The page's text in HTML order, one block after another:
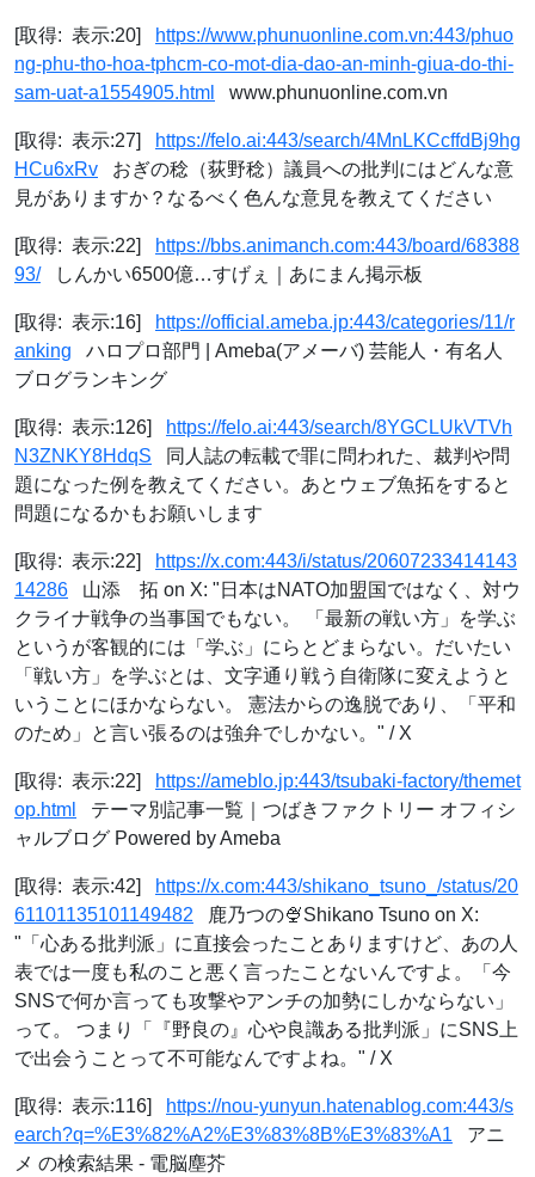
[取得: 表示:20]
https://www.phunuonline.com.vn:443/phuo
ng-phu-tho-hoa-tphcm-co-mot-dia-dao-an-minh-giua-do-thi-
sam-uat-a1554905.html
www.phunuonline.com.vn
[取得: 表示:27]
https://felo.ai:443/search/4MnLKCcffdBj9hg
HCu6xRv おぎの稔（荻野稔）議員への批判にはどんな意
見がありますか？なるべく色んな意見を教えてください
[取得: 表示:22]
https://bbs.animanch.com:443/board/68388
93/しんかい6500億…すげぇ｜あにまん掲示板
[取得: 表示:16]
https://official.ameba.jp:443/categories/11/r
anking ハロプロ部門 | Ameba(アメーバ) 芸能人・有名人
ブログランキング
[取得: 表示:126]
https://felo.ai:443/search/8YGCLUkVTVh
N3ZNKY8HdqS 同人誌の転載で罪に問われた、裁判や問
題になった例を教えてください。あとウェブ魚拓をすると
問題になるかもお願いします
[取得: 表示:22]
https://x.com:443/i/status/20607233414143
14286 山添 拓 on X: "日本はNATO加盟国ではなく、対ウ
クライナ戦争の当事国でもない。 「最新の戦い方」を学ぶ
というが客観的には「学ぶ」にらとどまらない。だいたい
「戦い方」を学ぶとは、文字通り戦う自衛隊に変えようと
いうことにほかならない。 憲法からの逸脱であり、「平和
のため」と言い張るのは強弁でしかない。" / X
[取得: 表示:22]
https://ameblo.jp:443/tsubaki-factory/themet
op.html
テーマ別記事一覧｜つばきファクトリー オフィシ
ャルブログ Powered by Ameba
[取得: 表示:42]
https://x.com:443/shikano_tsuno_/status/20
61101135101149482 鹿乃つの🍨Shikano Tsuno on X:
"「心ある批判派」に直接会ったことありますけど、あの人
表では一度も私のこと悪く言ったことないんですよ。「今
SNSで何か言っても攻撃やアンチの加勢にしかならない」
って。 つまり「『野良の』心や良識ある批判派」にSNS上
で出会うことって不可能なんですよね。" / X
[取得: 表示:116]
https://nou-yunyun.hatenablog.com:443/s
earch?q=%E3%82%A2%E3%83%8B%E3%83%A1 アニ
メ の検索結果 - 電脳塵芥